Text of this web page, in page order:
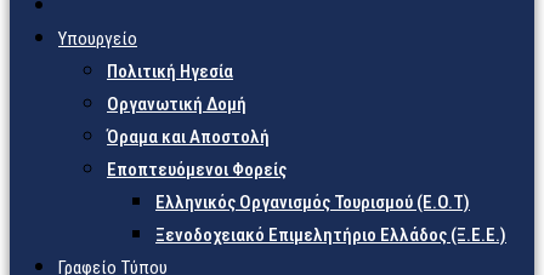
Υπουργείο
Πολιτική Ηγεσία
Οργανωτική Δομή
Όραμα και Αποστολή
Εποπτευόμενοι Φορείς
Eλληνικός Οργανισμός Τουρισμού (Ε.Ο.Τ)
Ξενοδοχειακό Επιμελητήριο Ελλάδος (Ξ.Ε.Ε.)
Γραφείο Τύπου